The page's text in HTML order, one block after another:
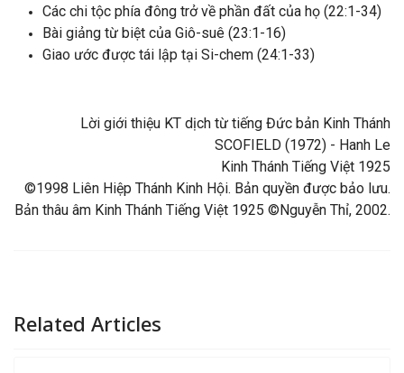
Các chi tộc phía đông trở về phần đất của họ (22:1-34)
Bài giảng từ biệt của Giô-suê (23:1-16)
Giao ước được tái lập tại Si-chem (24:1-33)
Lời giới thiệu KT dịch từ tiếng Đức bản Kinh Thánh
SCOFIELD (1972) - Hanh Le
Kinh Thánh Tiếng Việt 1925
©1998 Liên Hiệp Thánh Kinh Hội. Bản quyền được bảo lưu.
Bản thâu âm Kinh Thánh Tiếng Việt 1925 ©Nguyễn Thỉ, 2002.
Related Articles